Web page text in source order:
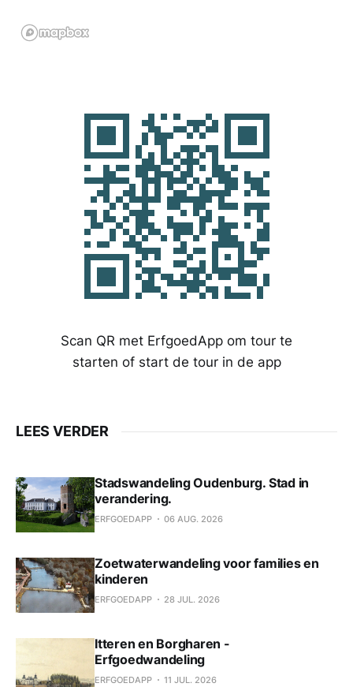
Scan QR met ErfgoedApp om tour te
starten of start de tour in de app
LEES VERDER
Stadswandeling Oudenburg. Stad in
verandering.
ERFGOEDAPP 06 AUG. 2026
Zoetwaterwandeling voor families en
kinderen
ERFGOEDAPP 28 JUL. 2026
Itteren en Borgharen -
Erfgoedwandeling
ERFGOEDAPP 11 JUL. 2026